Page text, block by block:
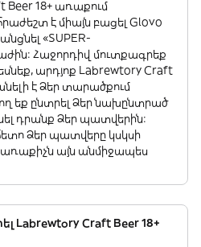
Beer 18+ առաքում
է միայն բացել Glovo
«SUPER-
Հաջորդիվ մուտքագրեք
արդյոք Labrewtory Craft
է Ձեր տարածքում
եք ընտրել Ձեր նախընտրած
դրանք Ձեր պատվերին:
Ձեր պատվերը կսկսի
այն անմիջապես
Labrewtory Craft Beer 18+